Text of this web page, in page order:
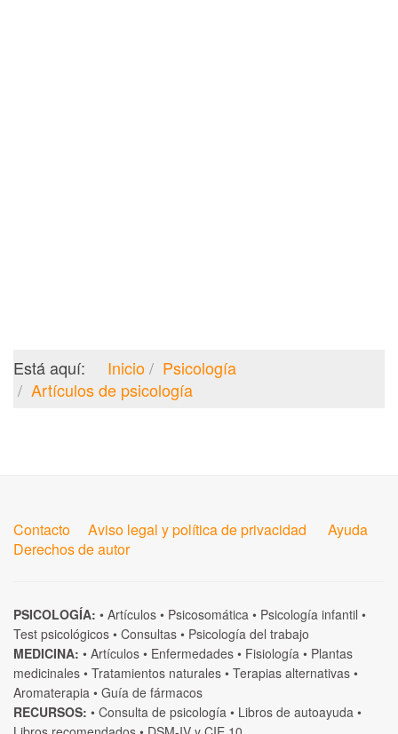
Está aquí: Inicio
Psicología
Artículos de psicología
Contacto Aviso legal y política de privacidad
Ayuda
Derechos de autor
PSICOLOGÍA: • Artículos • Psicosomática • Psicología infantil •
Test psicológicos • Consultas • Psicología del trabajo
MEDICINA: • Artículos • Enfermedades • Fisiología • Plantas
medicinales • Tratamientos naturales • Terapias alternativas •
Aromaterapia • Guía de fármacos
RECURSOS: • Consulta de psicología • Libros de autoayuda •